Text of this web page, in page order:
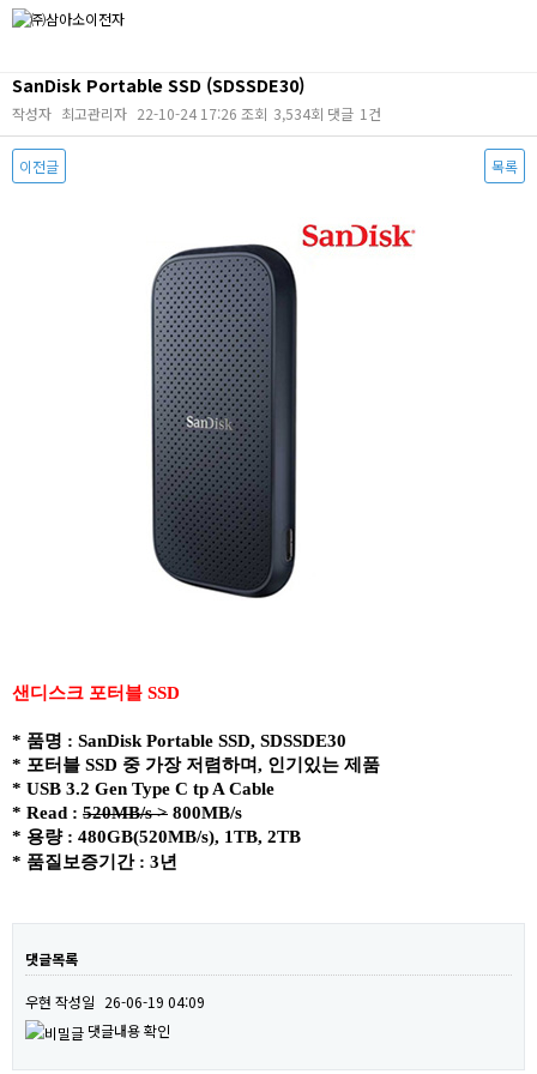
SanDisk Portable SSD (SDSSDE30)
작성자 최고관리자 22-10-24 17:26 조회 3,534회 댓글 1건
이전글 목록
샌디스크 포터블 SSD
* 품명 : SanDisk Portable SSD, SDSSDE30
* 포터블 SSD 중 가장 저렴하며, 인기있는 제품
* USB 3.2 Gen Type C tp A Cable
* Read : 520MB/s > ​ 800MB/s
* 용량 : 480GB(520MB/s), 1TB, 2TB
* 품질보증기간 : 3년
댓글목록
우현 작성일 26-06-19 04:09
댓글내용 확인